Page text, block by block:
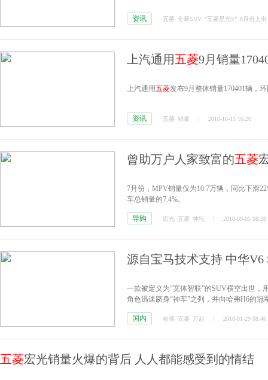
资讯 五菱 全新SUV “五菱星光S” 8月份上市
上汽通用五菱9月销量
上汽通用五菱发布9月整体销量170401辆，
资讯 五菱 销量 2018-10-11 16:20
曾助万户人家致富的五菱
7月份，MPV销量仅为10.7万辆，同比下滑
车总销量的7.4%。
导购 宏光 五菱 神坛 2018-09-05 08:38
源自宝马技术支持 中华V6
一款被定义为“宽体智联”的SUV横空出世，
角色迅速跻身“神车”之列，并向哈弗H6的冠
国内 哈弗 五菱 万起 2018-01-29 08:46
五菱宏光销量火爆的背后 人人都能感受到的情结